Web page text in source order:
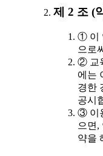
제 2 조 (
① 이
으로
② 교
에는
경한
공시
③ 이
으면,
약을